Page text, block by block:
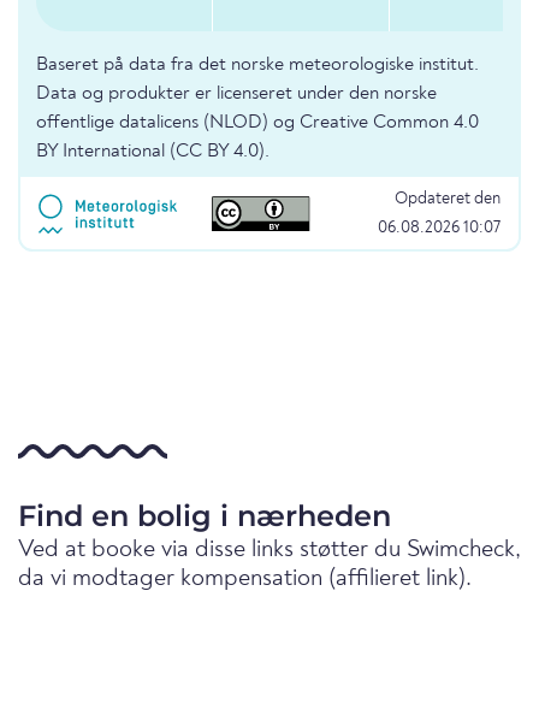
Baseret på data fra det norske meteorologiske institut.
Data og produkter er licenseret under den norske
offentlige datalicens (NLOD) og Creative Common 4.0
BY International (CC BY 4.0).
Opdateret den
06.08.2026 10:07
Find en bolig i nærheden
Ved at booke via disse links støtter du Swimcheck,
da vi modtager kompensation (affilieret link).